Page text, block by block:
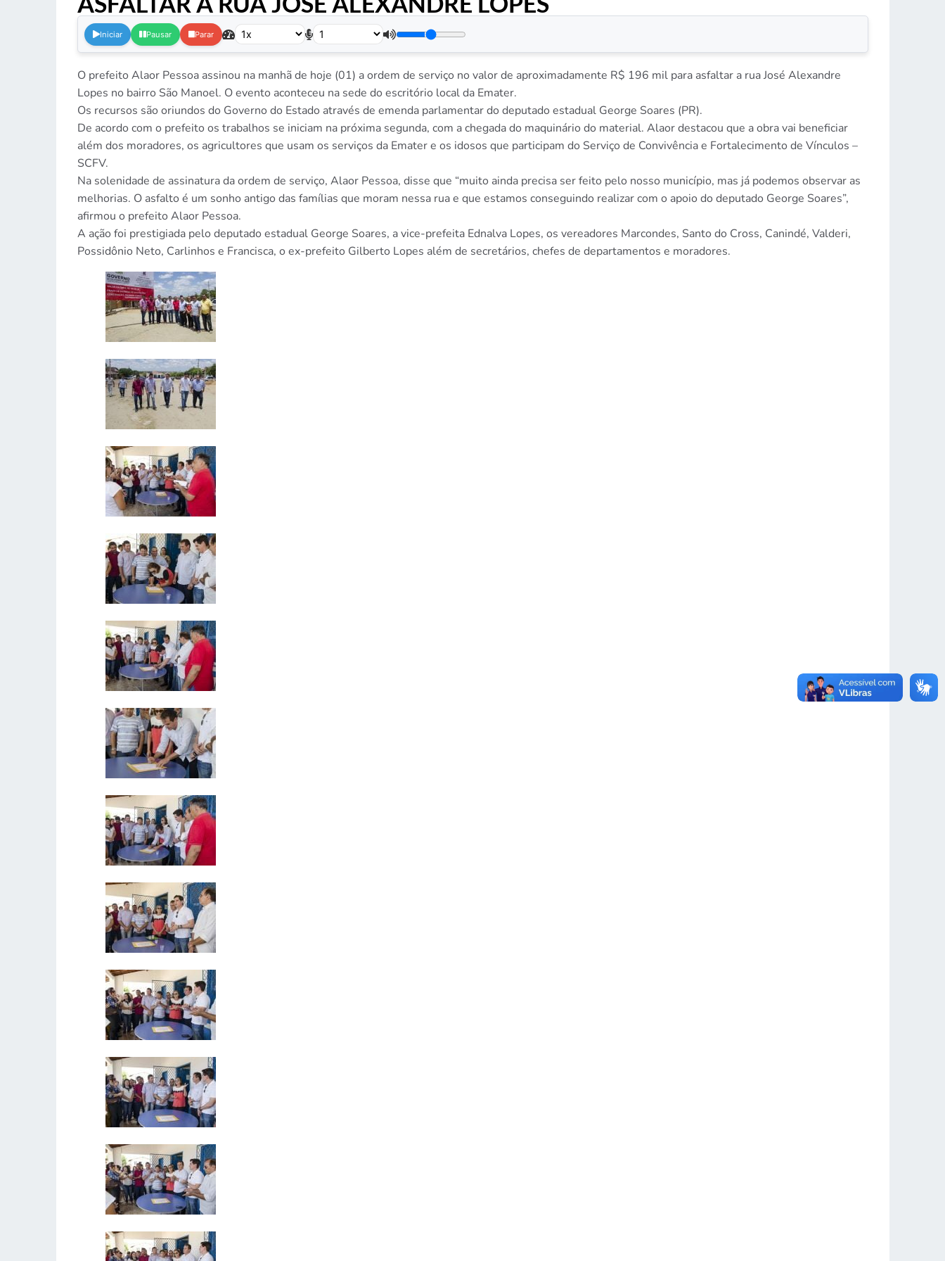
Iniciar Pausar Parar
O prefeito Alaor Pessoa assinou na manhã de hoje (01) a ordem de serviço no valor de aproximadamente R$ 196 mil para asfaltar a rua José Alexandre
Lopes no bairro São Manoel. O evento aconteceu na sede do escritório local da Emater.
Os recursos são oriundos do Governo do Estado através de emenda parlamentar do deputado estadual George Soares (PR).
De acordo com o prefeito os trabalhos se iniciam na próxima segunda, com a chegada do maquinário do material. Alaor destacou que a obra vai beneficiar
além dos moradores, os agricultores que usam os serviços da Emater e os idosos que participam do Serviço de Convivência e Fortalecimento de Vínculos –
SCFV.
Na solenidade de assinatura da ordem de serviço, Alaor Pessoa, disse que “muito ainda precisa ser feito pelo nosso município, mas já podemos observar as
melhorias. O asfalto é um sonho antigo das famílias que moram nessa rua e que estamos conseguindo realizar com o apoio do deputado George Soares”,
afirmou o prefeito Alaor Pessoa.
A ação foi prestigiada pelo deputado estadual George Soares, a vice-prefeita Ednalva Lopes, os vereadores Marcondes, Santo do Cross, Canindé, Valderi,
Possidônio Neto, Carlinhos e Francisca, o ex-prefeito Gilberto Lopes além de secretários, chefes de departamentos e moradores.